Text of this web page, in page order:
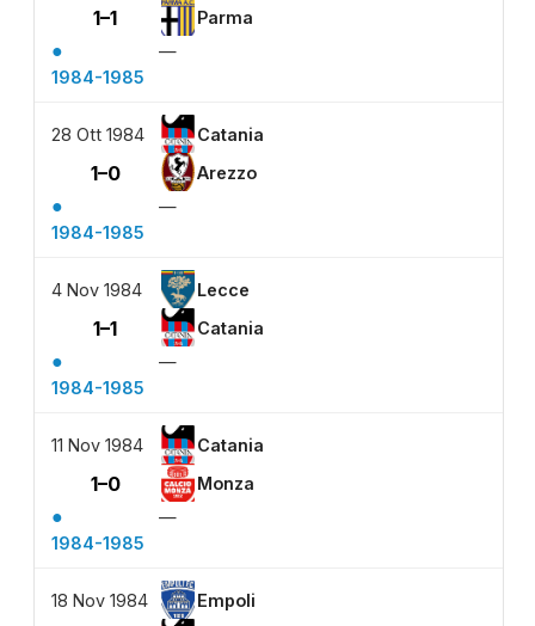
1–1 Parma
●
—
1984-1985
28 Ott 1984 Catania
1–0 Arezzo
●
—
1984-1985
4 Nov 1984 Lecce
1–1 Catania
●
—
1984-1985
11 Nov 1984 Catania
1–0 Monza
●
—
1984-1985
18 Nov 1984 Empoli